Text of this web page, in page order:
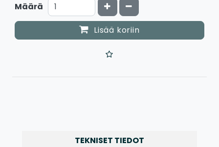
Määrä Kasvata määrää
Vähennä määrää
Lisää koriin
TEKNISET TIEDOT